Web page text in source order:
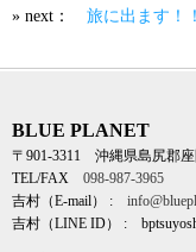
» next： 旅に出ます！！
BLUE PLANET
〒901-3311 沖縄県島尻郡
TEL/FAX 098-987-3965
吉村（E-mail） :
吉村（LINE ID） :